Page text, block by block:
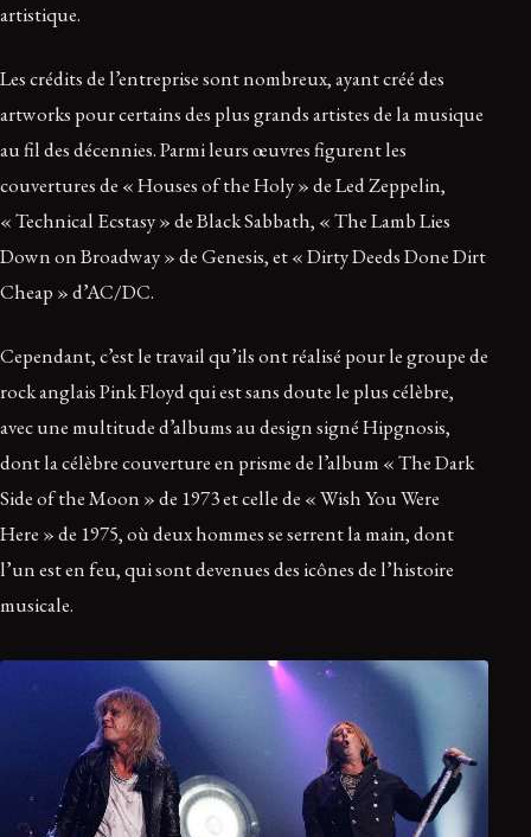
artistique.
Les crédits de l’entreprise sont nombreux, ayant créé des
artworks pour certains des plus grands artistes de la musique
au fil des décennies. Parmi leurs œuvres figurent les
couvertures de « Houses of the Holy » de Led Zeppelin,
« Technical Ecstasy » de Black Sabbath, « The Lamb Lies
Down on Broadway » de Genesis, et « Dirty Deeds Done Dirt
Cheap » d’AC/DC.
Cependant, c’est le travail qu’ils ont réalisé pour le groupe de
rock anglais Pink Floyd qui est sans doute le plus célèbre,
avec une multitude d’albums au design signé Hipgnosis,
dont la célèbre couverture en prisme de l’album « The Dark
Side of the Moon » de 1973 et celle de « Wish You Were
Here » de 1975, où deux hommes se serrent la main, dont
l’un est en feu, qui sont devenues des icônes de l’histoire
musicale.